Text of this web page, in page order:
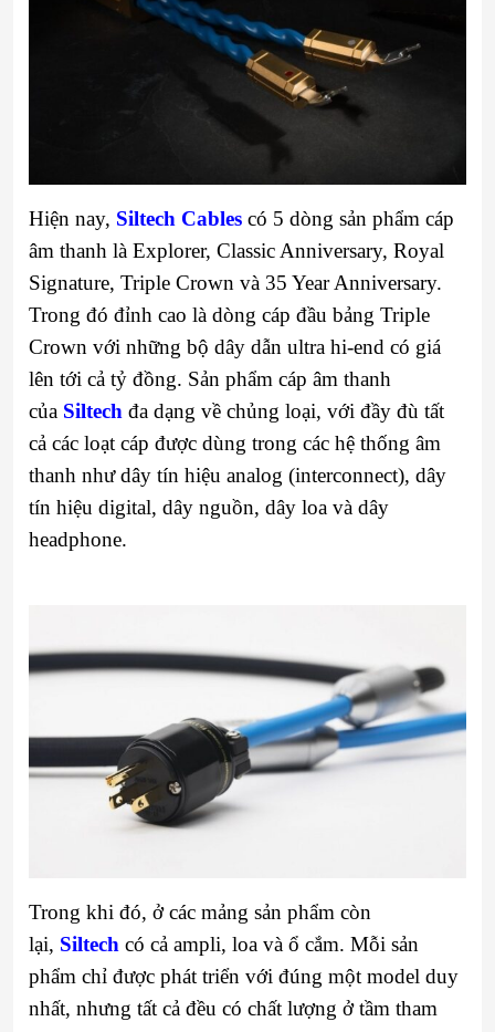
Hiện nay, Siltech Cables có 5 dòng sản phẩm cáp
âm thanh là Explorer, Classic Anniversary, Royal
Signature, Triple Crown và 35 Year Anniversary.
Trong đó đỉnh cao là dòng cáp đầu bảng Triple
Crown với những bộ dây dẫn ultra hi-end có giá
lên tới cả tỷ đồng. Sản phẩm cáp âm thanh
của Siltech đa dạng về chủng loại, với đầy đù tất
cả các loạt cáp được dùng trong các hệ thống âm
thanh như dây tín hiệu analog (interconnect), dây
tín hiệu digital, dây nguồn, dây loa và dây
headphone.
Trong khi đó, ở các mảng sản phẩm còn
lại, Siltech có cả ampli, loa và ổ cắm. Mỗi sản
phẩm chỉ được phát triển với đúng một model duy
nhất, nhưng tất cả đều có chất lượng ở tầm tham